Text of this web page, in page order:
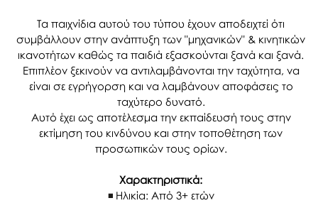
Τα παιχνίδια αυτού του τύπου έχουν αποδειχτεί ότι
συμβάλλουν στην ανάπτυξη των "μηχανικών" & κινητικών
ικανοτήτων καθώς τα παιδιά εξασκούνται ξανά και ξανά.
Επιπλέον ξεκινούν να αντιλαμβάνονται την ταχύτητα, να
είναι σε εγρήγορση και να λαμβάνουν αποφάσεις το
ταχύτερο δυνατό.
Αυτό έχει ως αποτέλεσμα την εκπαίδευσή τους στην
εκτίμηση του κινδύνου και στην τοποθέτηση των
προσωπικών τους ορίων.
Χαρακτηριστικά:
Ηλικία: Από 3+ ετών